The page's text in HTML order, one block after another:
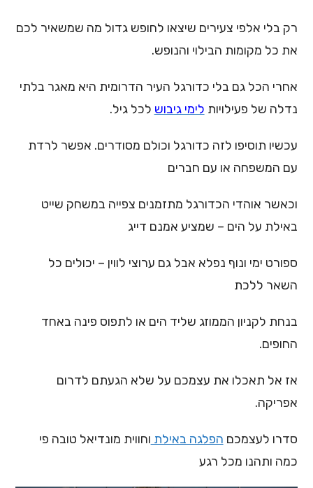
רק בלי אלפי צעירים שיצאו לחופש גדול מה שמשאיר לכם
את כל מקומות הבילוי והנופש.
אחרי הכל גם בלי כדורגל העיר הדרומית היא מאגר בלתי
נדלה של פעילויות לימי גיבוש לכל גיל.
עכשיו תוסיפו לזה כדורגל וכולם מסודרים. אפשר לרדת
עם המשפחה או עם חברים
וכאשר אוהדי הכדורגל מתזמנים צפייה במשחק שייט
באילת על הים – שמציע אמנם דייג
ספורט ימי ונוף נפלא אבל גם ערוצי לווין – יכולים כל
השאר ללכת
בנחת לקניון הממוזג שליד הים או לתפוס פינה באחד
החופים.
אז אל תאכלו את עצמכם על שלא הגעתם לדרום
אפריקה.
סדרו לעצמכם הפלגה באילת וחווית מונדיאל טובה פי
כמה ותהנו מכל רגע